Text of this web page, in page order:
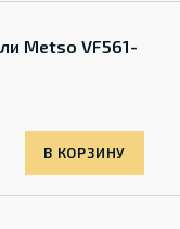
Metso VF561-
В КОРЗИНУ